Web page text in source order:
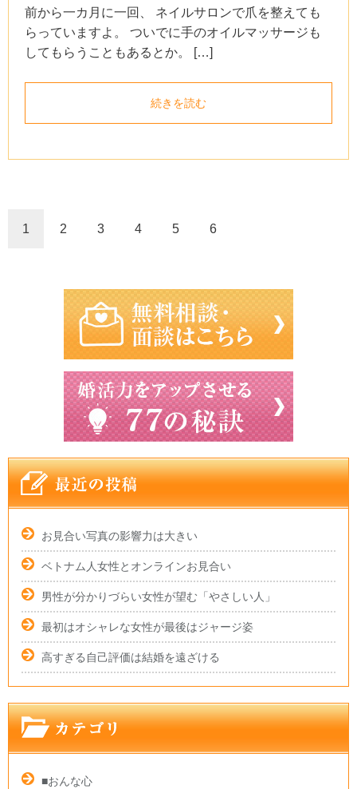
前から一カ月に一回、 ネイルサロンで爪を整えても
らっていますよ。 ついでに手のオイルマッサージも
してもらうこともあるとか。 […]
続きを読む
1 2 3 4 5 6
お見合い写真の影響力は大きい
ベトナム人女性とオンラインお見合い
男性が分かりづらい女性が望む「やさしい人」
最初はオシャレな女性が最後はジャージ姿
高すぎる自己評価は結婚を遠ざける
■おんな心